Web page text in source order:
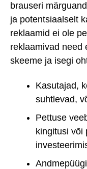
brauseri
ja potentsiaalselt
reklaamid ei ole
reklaamivad need
skeeme ja isegi
Kasutajad,
suhtlevad,
Pettuse
kingitusi või